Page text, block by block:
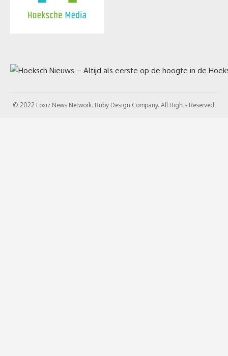
© 2022 Foxiz News Network. Ruby Design Company. All Rights Reserved.